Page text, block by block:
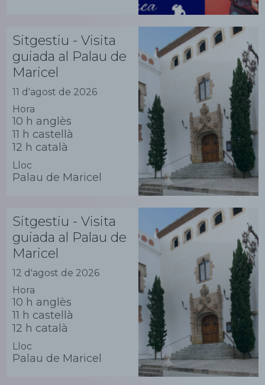
Sitgestiu - Visita
guiada al Palau de
Maricel
11 d'agost de 2026
Hora
10 h anglès
11 h castellà
12 h català
Lloc
Palau de Maricel
Sitgestiu - Visita
guiada al Palau de
Maricel
12 d'agost de 2026
Hora
10 h anglès
11 h castellà
12 h català
Lloc
Palau de Maricel